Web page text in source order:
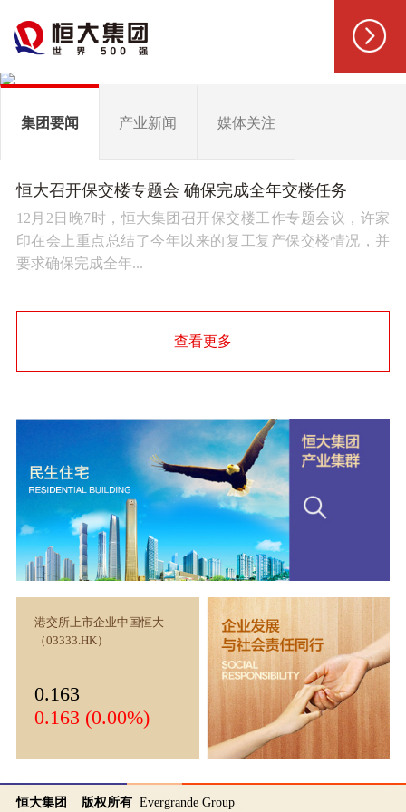
集团要闻 产业新闻 媒体关注
恒大召开保交楼专题会 确保完成全年交楼任务
12月2日晚7时，恒大集团召开保交楼工作专题会议，许家
印在会上重点总结了今年以来的复工复产保交楼情况，并
要求确保完成全年...
查看更多
港交所上市企业中国恒大
（03333.HK）
0.163
0.163 (0.00%)
恒大集团 版权所有Evergrande Group